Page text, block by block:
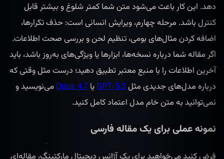
دهد. این کار باعث می‌شود متن شما کمتر شلوغ و بیشتر قابل
کنترل باشد. مرحله چهارم، ویرایش انسانی است: حذف تکرارها،
اضافه کردن مثال‌های بومی، تنظیم لحن و بررسی صحت اطلاعات.
اگر مقاله شما درباره نسخه‌ها، ابزارها یا ویژگی‌های به‌روز باشد، باید
آخرین اطلاعات را با منبع معتبر تطبیق دهید؛ درست مثل وقتی که
درباره مدل‌های جدیدی مثلGPT-5.5یاOpus 4.7می‌نویسید و
نمی‌توانید به متن خام مدل اعتماد کامل کنید.
نمونه عملی برای یک مقاله فارسی
فرض کنید می‌خواهید برای یک آژانس دیجیتال مارکتینگ، مقاله‌ای